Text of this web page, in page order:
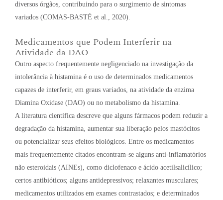
diversos órgãos, contribuindo para o surgimento de sintomas
variados (COMAS-BASTÉ et al., 2020).
Medicamentos que Podem Interferir na
Atividade da DAO
Outro aspecto frequentemente negligenciado na investigação da
intolerância à histamina é o uso de determinados medicamentos
capazes de interferir, em graus variados, na atividade da enzima
Diamina Oxidase (DAO) ou no metabolismo da histamina.
A literatura científica descreve que alguns fármacos podem reduzir a
degradação da histamina, aumentar sua liberação pelos mastócitos
ou potencializar seus efeitos biológicos. Entre os medicamentos
mais frequentemente citados encontram-se alguns anti-inflamatórios
não esteroidais (AINEs), como diclofenaco e ácido acetilsalicílico;
certos antibióticos; alguns antidepressivos; relaxantes musculares;
medicamentos utilizados em exames contrastados; e determinados